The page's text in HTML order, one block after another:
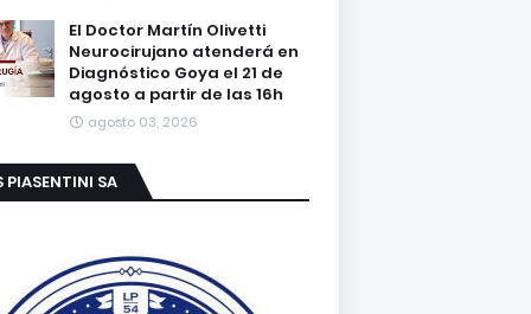
El Doctor Martín Olivetti
Neurocirujano atenderá en
Diagnóstico Goya el 21 de
agosto a partir de las 16h
agosto 03, 2026
PIASENTINI SA